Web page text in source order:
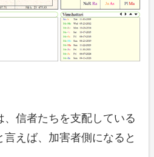
、信者たちを支配している
えば、加害者側になると